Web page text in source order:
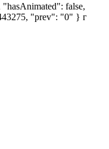
false,
"prev": "0" } г